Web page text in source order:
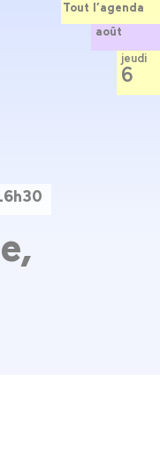
Tout l’agenda
août
jeudi
6